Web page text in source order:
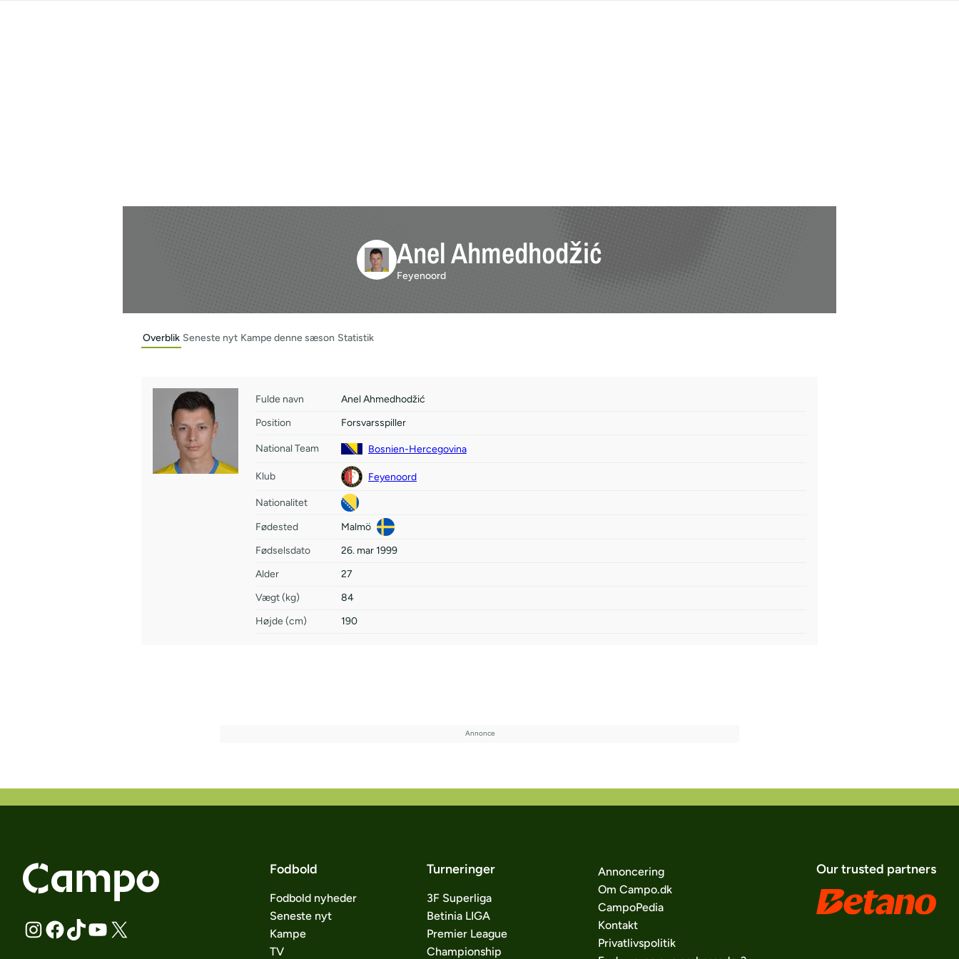
Anel Ahmedhodžić
Feyenoord
Overblik Seneste nyt Kampe denne sæson Statistik
Fulde navn
Anel Ahmedhodžić
Position
Forsvarsspiller
National Team Bosnien-Hercegovina
Klub Feyenoord
Nationalitet
Fødested
Malmö
Fødselsdato
26. mar 1999
Alder
27
Vægt (kg)
84
Højde (cm)
190
Fodbold
Fodbold nyheder
Seneste nyt
Kampe
TV
Turneringer
3F Superliga
Betinia LIGA
Premier League
Championship
Annoncering
Om Campo.dk
CampoPedia
Kontakt
Privatlivspolitik
Our trusted partners